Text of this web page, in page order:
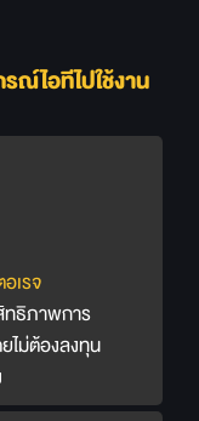
ณ์ไอทีไปใช้งาน
เรจ
ทธิภาพการ
ไม่ต้องลงทุน